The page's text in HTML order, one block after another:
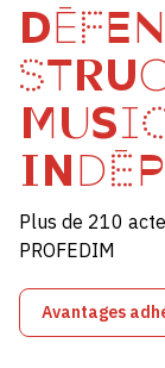
Plus de 210
PROFEDIM
Avantages